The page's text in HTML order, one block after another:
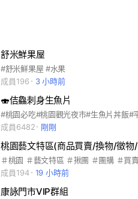
舒米鮮果屋
#舒米鮮果屋 #水果
成員196
3 小時前
🍣佶鱻刺身生魚片
成員6482
剛剛
成員194
19 小時前
康詠門市VIP群組